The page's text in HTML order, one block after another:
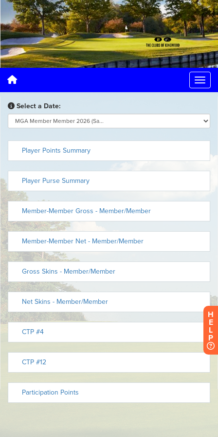
H
E
L
P